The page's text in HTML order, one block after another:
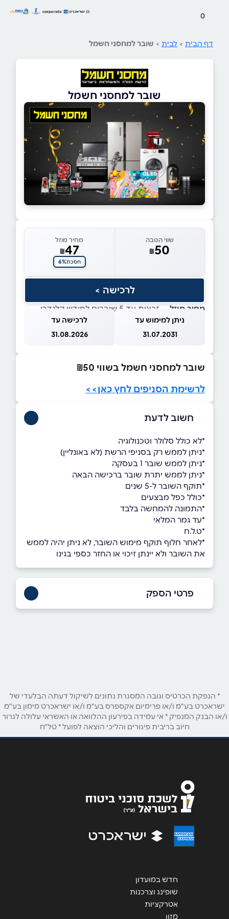
0
דף הבית > לבית > שובר למחסני חשמל
שובר למחסני חשמל
שווי הטבה
₪50
מחיר מוזל
₪47
חסכת6%
לרכישה >
מחיר מוזל — זכאות עד 5 שוברים לחודש קלנדרי
ניתן למימוש עד
31.07.2031
לרכישה עד
31.08.2026
שובר למחסני חשמל בשווי ₪50
לרשימת הסניפים לחץ כאן>>
חשוב לדעת
*לא כולל סלולר וטכנולוגיה
*ניתן לממש רק בסניפי הרשת (לא באונליין)
*ניתן לממש שובר 1 בעסקה
*ניתן לממש יתרת שובר ברכישה הבאה
*תוקף השובר ל-5 שנים
*כולל כפל מבצעים
*התמונה להמחשה בלבד
*עד גמר המלאי
*ט.ל.ח
*לאחר חלוף תוקף מימוש השובר, לא ניתן יהיה לממש
את השובר ולא יינתן זיכוי או החזר כספי בגינו
פרטי הספק
אימייל *
הודעה
* הנפקת הכרטיס וגובה המסגרת נתונים לשיקול דעתה הבלעדי של
ישראכרט בע"מ ו/או פרימיום אקספרס בע"מ ו/או ישראכרט מימון בע"מ
ו/או הבנק המנפיק * אי עמידה בפירעון ההלוואה או האשראי עלולה לגרור
חיוב בריבית פיגורים והליכי הוצאה לפועל * טל"ח
חדש במועדון
שופינג וצרכנות
אטרקציות
מזון